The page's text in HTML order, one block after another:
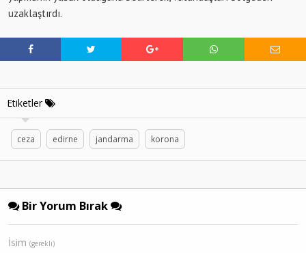
uzaklaştırdı.
Etiketler
ceza edirne jandarma korona
Bir Yorum Bırak
İsim (gerekli)